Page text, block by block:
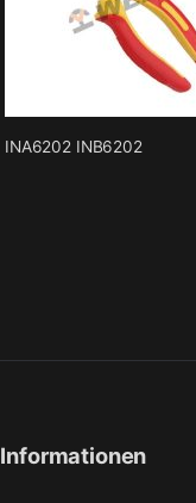
INA6202 INB6202
Informationen